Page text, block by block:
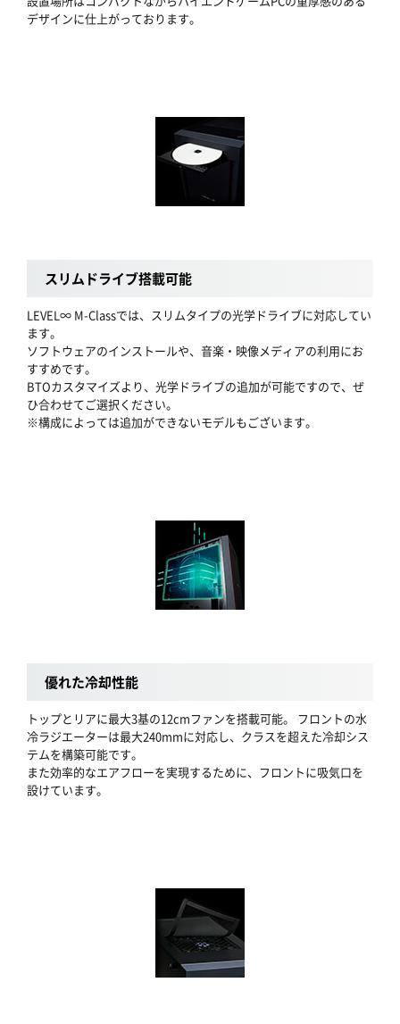
デザインに仕上がっております。
スリムドライブ搭載可能
LEVEL∞ M-Classでは、スリムタイプの光学ドライブに対応してい
ます。
ソフトウェアのインストールや、音楽・映像メディアの利用にお
すすめです。
BTOカスタマイズより、光学ドライブの追加が可能ですので、ぜ
ひ合わせてご選択ください。
※構成によっては追加ができないモデルもございます。
優れた冷却性能
トップとリアに最大3基の12cmファンを搭載可能。 フロントの水
冷ラジエーターは最大240mmに対応し、クラスを超えた冷却シス
テムを構築可能です。
また効率的なエアフローを実現するために、フロントに吸気口を
設けています。